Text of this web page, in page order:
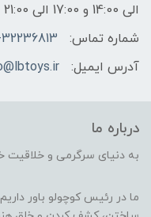
الی 14:00 و 17:00 الی 21:00
شماره تماس:
023-32236813 و
آدرس ایمیل:
درباره ما
به دنیای سرگرمی و
ما در رئیس کوچولو باور